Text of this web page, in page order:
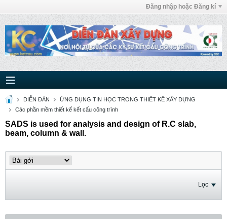
Đăng nhập hoặc Đăng kí
DIỄN ĐÀN
ỨNG DỤNG TIN HỌC TRONG THIẾT KẾ XÂY DỰNG
Các phần mềm thiết kế kết cấu công trình
SADS is used for analysis and design of R.C slab,
beam, column & wall.
Lọc